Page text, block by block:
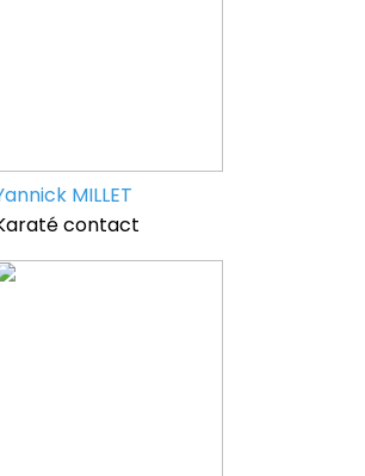
MILLET
contact